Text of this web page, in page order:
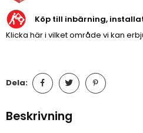
Köp till inbärning,
Klicka här i vilket område vi kan
Dela:
Beskrivning